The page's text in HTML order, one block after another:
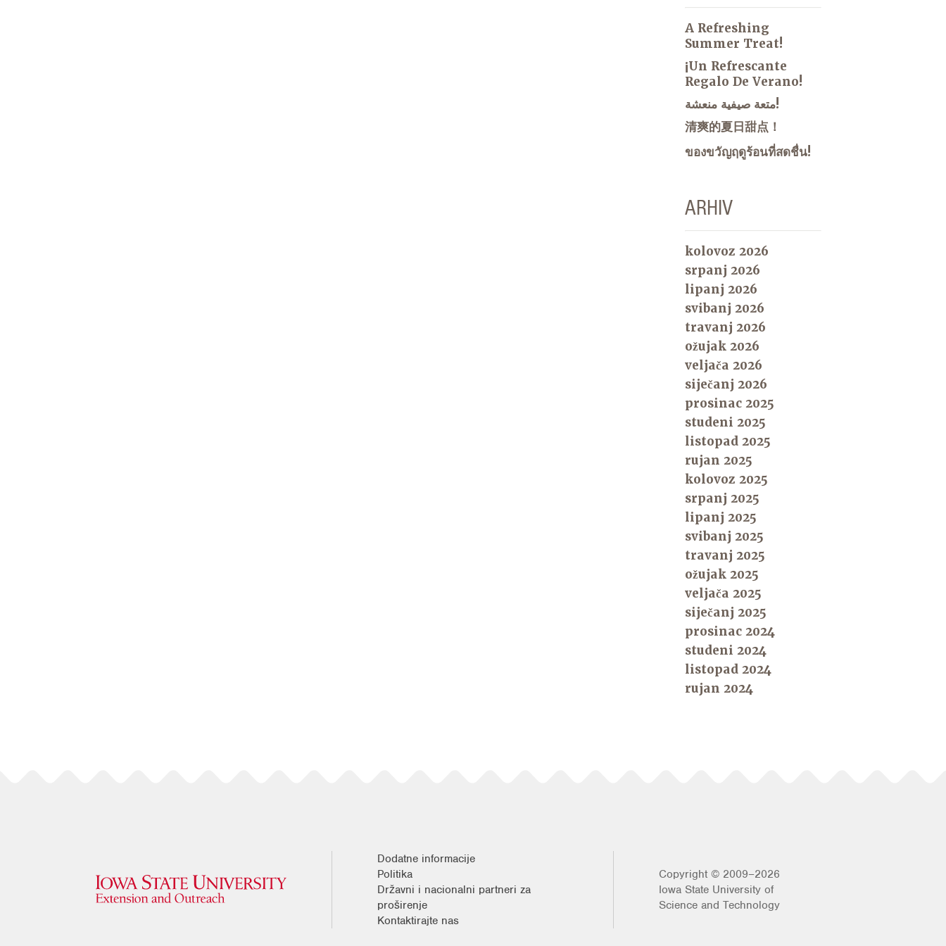
A Refreshing
Summer Treat!
¡Un Refrescante
Regalo De Verano!
متعة صيفية منعشة!
清爽的夏日甜点！
ของขวัญฤดูร้อนที่สดชื่น!
ARHIV
kolovoz 2026
srpanj 2026
lipanj 2026
svibanj 2026
travanj 2026
ožujak 2026
veljača 2026
siječanj 2026
prosinac 2025
studeni 2025
listopad 2025
rujan 2025
kolovoz 2025
srpanj 2025
lipanj 2025
svibanj 2025
travanj 2025
ožujak 2025
veljača 2025
siječanj 2025
prosinac 2024
studeni 2024
listopad 2024
rujan 2024
Dodatne informacije
Politika
Državni i nacionalni partneri za
proširenje
Kontaktirajte nas
Copyright © 2009–2026
Iowa State University of
Science and Technology